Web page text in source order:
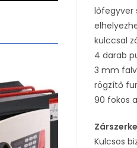
lőfegyver
kulccsal
4 darab
3 mm
rögzítő
90 fokos
Kulcsos